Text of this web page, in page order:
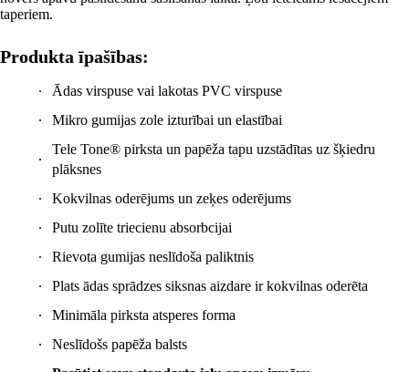
Ādas virspuse vai lakotas PVC virspuse
Mikro gumijas zole izturībai un elastībai
Tele Tone® pirksta un papēža tapu uzstādītas uz šķiedru
plāksnes
Kokvilnas oderējums un zeķes oderējums
Putu zolīte triecienu absorbcijai
Rievota gumijas neslīdoša paliktnis
Plats ādas sprādzes siksnas aizdare ir kokvilnas oderēta
Minimāla pirksta atsperes forma
Neslīdošs papēža balsts
Pasūtiet savu standarta ielu apavu izmēru